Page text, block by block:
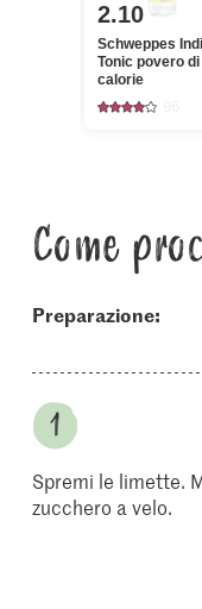
2.10
Schweppes
Tonic povero di
calorie
Come
Preparazione:
Spremi le limette.
zucchero a velo.